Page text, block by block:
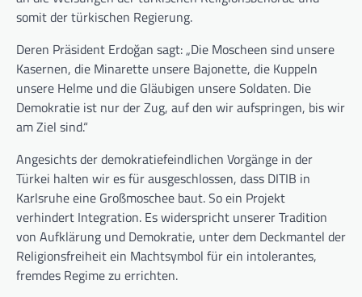
somit der türkischen Regierung.
Deren Präsident Erdoğan sagt: „Die Moscheen sind unsere
Kasernen, die Minarette unsere Bajonette, die Kuppeln
unsere Helme und die Gläubigen unsere Soldaten. Die
Demokratie ist nur der Zug, auf den wir aufspringen, bis wir
am Ziel sind.“
Angesichts der demokratiefeindlichen Vorgänge in der
Türkei halten wir es für ausgeschlossen, dass DITIB in
Karlsruhe eine Großmoschee baut. So ein Projekt
verhindert Integration. Es widerspricht unserer Tradition
von Aufklärung und Demokratie, unter dem Deckmantel der
Religionsfreiheit ein Machtsymbol für ein intolerantes,
fremdes Regime zu errichten.